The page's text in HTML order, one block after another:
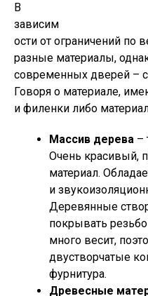
В
зависим
ости от ограничений по
разные материалы,
современных дверей –
Говоря о материале,
и филенки либо
Массив дерева –
Очень красивый,
материал.
и
Деревянные
покрывать
много весит,
двустворчатые
фурнитура.
Древесные